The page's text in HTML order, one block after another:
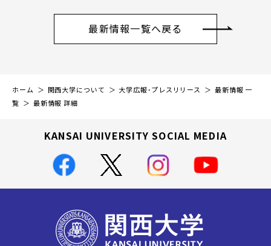
最新情報一覧へ戻る
ホーム 関西大学について 大学広報・プレスリリース
最新情報 一
覧
最新情報 詳細
KANSAI UNIVERSITY SOCIAL MEDIA